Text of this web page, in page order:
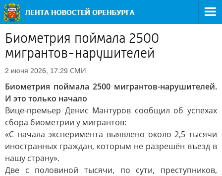
Биометрия поймала 2500
мигрантов-нарушителей
2 июня 2026, 17:29 СМИ
Биометрия поймала 2500 мигрантов-нарушителей.
И это только начало
Вице-премьер Денис Мантуров сообщил об успехах
сбора биометрии у мигрантов:
«С начала эксперимента выявлено около 2,5 тысячи
иностранных граждан, которым не разрешён въезд в
нашу страну».
Две с половиной тысячи, по сути, преступников,